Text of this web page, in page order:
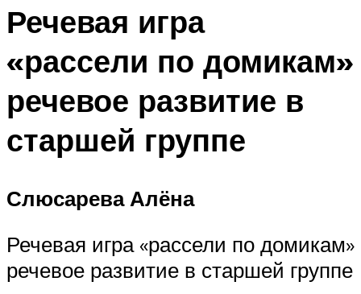
Речевая игра
«рассели по домикам»
речевое развитие в
старшей группе
Слюсарева Алёна
Речевая игра «рассели по домикам»
речевое развитие в старшей группе